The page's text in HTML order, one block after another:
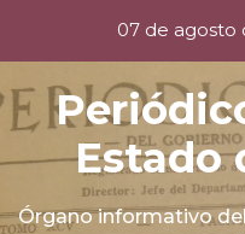
content
07 de agosto
Estado
Órgano informativo